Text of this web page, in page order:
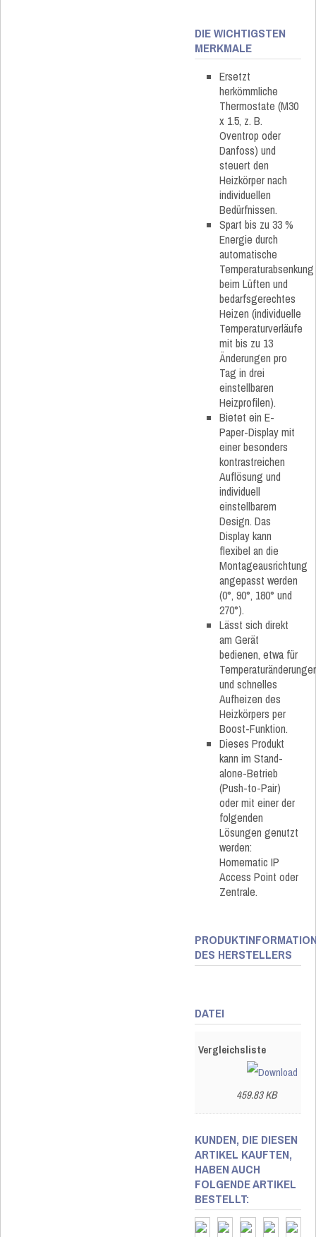
DIE WICHTIGSTEN
MERKMALE
Ersetzt
herkömmliche
Thermostate (M30
x 1.5, z. B.
Oventrop oder
Danfoss) und
steuert den
Heizkörper nach
individuellen
Bedürfnissen.
Spart bis zu 33 %
Energie durch
automatische
Temperaturabsenkung
beim Lüften und
bedarfsgerechtes
Heizen (individuelle
Temperaturverläufe
mit bis zu 13
Änderungen pro
Tag in drei
einstellbaren
Heizprofilen).
Bietet ein E-
Paper-Display mit
einer besonders
kontrastreichen
Auflösung und
individuell
einstellbarem
Design. Das
Display kann
flexibel an die
Montageausrichtung
angepasst werden
(0°, 90°, 180° und
270°).
Lässt sich direkt
am Gerät
bedienen, etwa für
und schnelles
Aufheizen des
Heizkörpers per
Boost-Funktion.
Dieses Produkt
kann im Stand-
alone-Betrieb
(Push-to-Pair)
oder mit einer der
folgenden
Lösungen genutzt
werden:
Homematic IP
Access Point oder
Zentrale.
DES HERSTELLERS
DATEI
Vergleichsliste
459.83 KB
KUNDEN, DIE DIESEN
ARTIKEL KAUFTEN,
HABEN AUCH
FOLGENDE ARTIKEL
BESTELLT: